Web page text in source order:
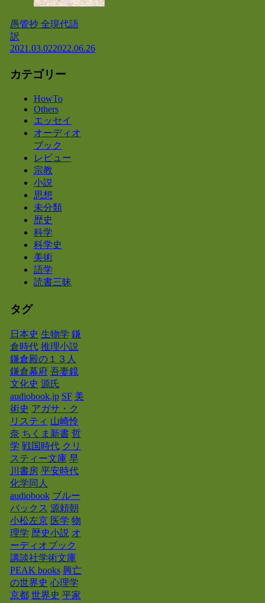
愚管抄 全現代語
訳
2021.03.022022.06.26
カテゴリー
HowTo
Others
エッセイ
オーディオ
ブック
レビュー
宗教
小説
思想
未分類
歴史
科学
科学史
美術
語学
読書三昧
タグ
日本史 生物学 鎌
倉時代 推理小説
鎌倉殿の１３人
鎌倉幕府 吾妻鏡
文化史 源氏
audiobook.jp SF 美
術史 アガサ・ク
リスティ 山崎怜
奈 ちくま新書 哲
学 戦国時代 クリ
スティー文庫 早
川書房 平安時代
化学同人
audiobook ブルー
バックス 源頼朝
小松左京 医学 物
理学 歴史小説 オ
ーディオブック
講談社学術文庫
PEAK books 興亡
の世界史 心理学
京都 世界史 平家